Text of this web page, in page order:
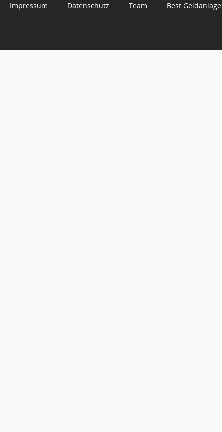
Impressum Datenschutz Team Best Geldanlage